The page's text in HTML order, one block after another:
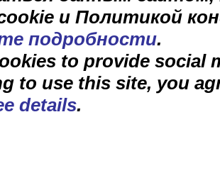
и Политикой
подробности.
to provide social
to use this site, you
details.